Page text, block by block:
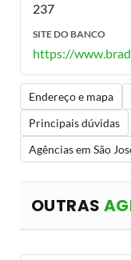
237
SITE DO BANCO
https://
Endereço e mapa
Principais dúvidas
Agências em São
OUTRAS